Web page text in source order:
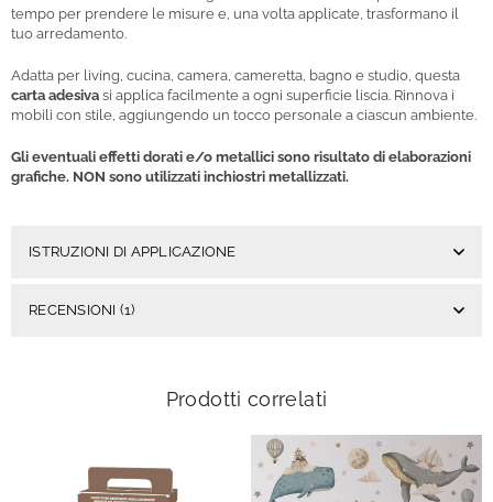
tempo per prendere le misure e, una volta applicate, trasformano il
tuo arredamento.
Adatta per living, cucina, camera, cameretta, bagno e studio, questa
carta adesiva si applica facilmente a ogni superficie liscia. Rinnova i
mobili con stile, aggiungendo un tocco personale a ciascun ambiente.
Gli eventuali effetti dorati e/o metallici sono risultato di elaborazioni
grafiche. NON sono utilizzati inchiostri metallizzati.
ISTRUZIONI DI APPLICAZIONE
RECENSIONI (1)
Prodotti correlati